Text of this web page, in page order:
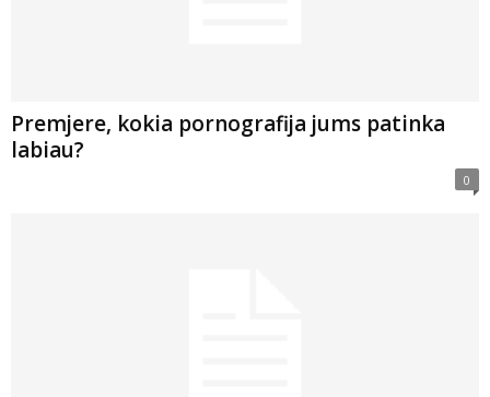
Premjere, kokia pornografija jums patinka
labiau?
0